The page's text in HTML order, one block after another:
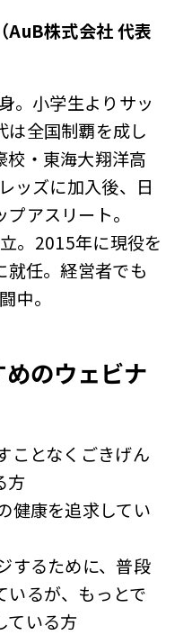
AuB株式会社 代表
。小学生よりサッ
は全国制覇を成し
校・東海大翔洋高
ッズに加入後、日
アスリート。
。2015年に現役を
任。経営者でも
中。
めのウェビナ
ことなくごきげん
方
健康を追求してい
するために、普段
いるが、もっとで
ている方